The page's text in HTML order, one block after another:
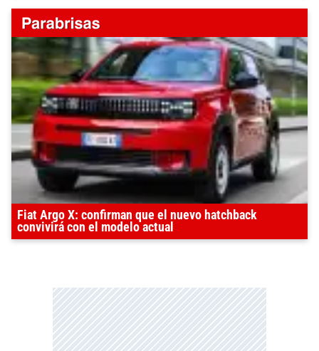
Fiat Argo X: confirman que el nuevo hatchback
convivirá con el modelo actual